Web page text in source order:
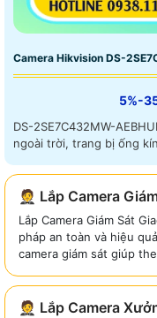
Camera Hikvision DS-
5%-
DS-2SE7C432MW-
ngoài trời, trang bị ống
🤵 Lắp Camera
Lắp Camera Giám Sát
pháp an toàn và hiệu
camera giám sát giúp
🤵 Lắp Camera